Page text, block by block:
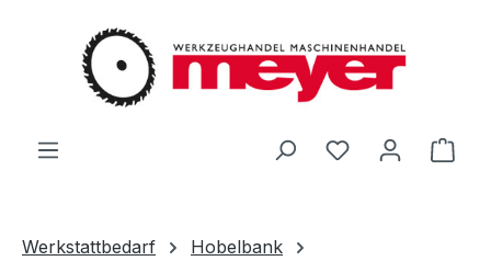
Zum Hauptinhalt springen
Du hast 0
Werkstattbedarf
Hobelbank